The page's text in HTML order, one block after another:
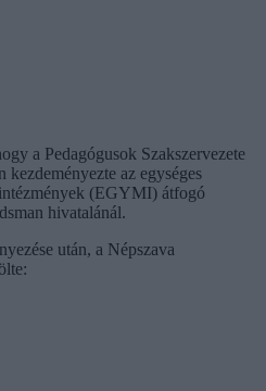
a Pedagógusok Szakszervezete
az egységes
(EGYMI) átfogó
hivatalánál.
után, a Népszava